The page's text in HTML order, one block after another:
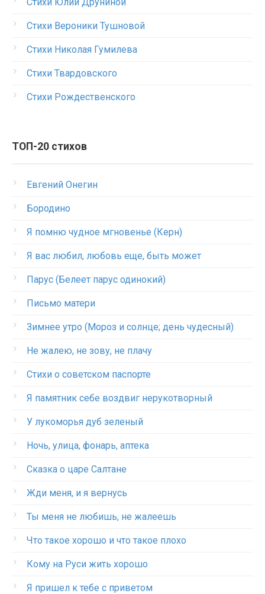
Стихи Вероники Тушновой
Стихи Николая Гумилева
Стихи Твардовского
Стихи Рождественского
ТОП-20 стихов
Евгений Онегин
Бородино
Я помню чудное мгновенье (Керн)
Я вас любил, любовь еще, быть может
Парус (Белеет парус одинокий)
Письмо матери
Зимнее утро (Мороз и солнце; день чудесный)
Не жалею, не зову, не плачу
Стихи о советском паспорте
Я памятник себе воздвиг нерукотворный
У лукоморья дуб зеленый
Ночь, улица, фонарь, аптека
Сказка о царе Салтане
Жди меня, и я вернусь
Ты меня не любишь, не жалеешь
Что такое хорошо и что такое плохо
Кому на Руси жить хорошо
Я пришел к тебе с приветом